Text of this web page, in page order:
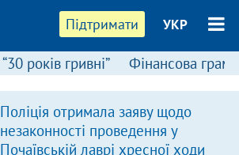
Підтримати УКР
“30 років гривні” Фінансова
Поліція отримала заяву щодо
незаконності проведення у
Почаївській лаврі хресної ходи